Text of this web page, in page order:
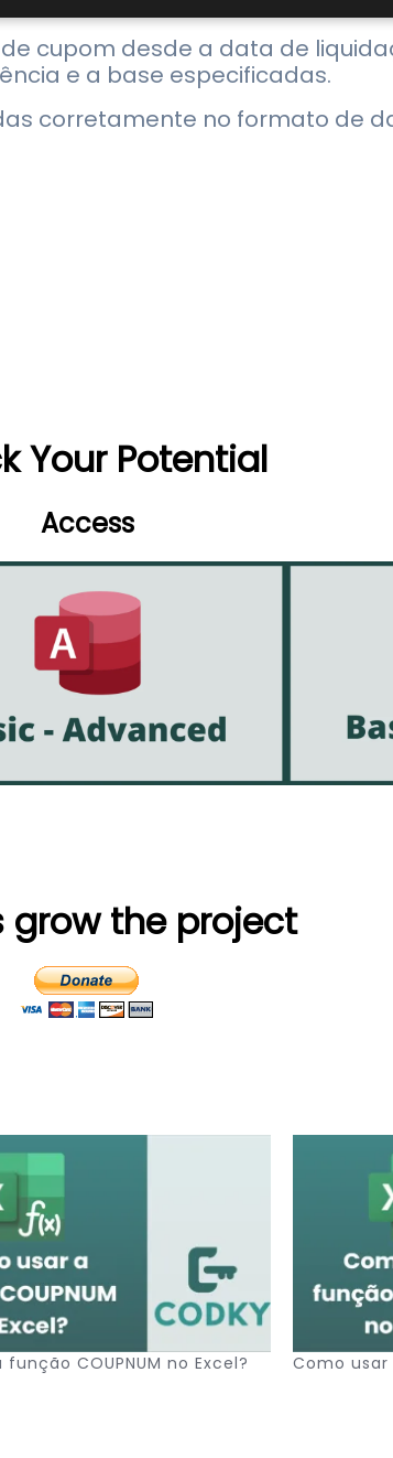
cupom desde a data de
e a base especificadas.
corretamente no formato de
Your Potential
Access
grow the project
COUPNUM no Excel? Como usar